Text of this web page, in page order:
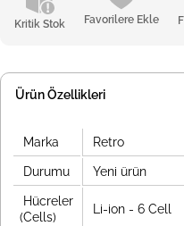
Kritik Stok Favorilere Ekle
Ürün Özellikleri
Marka Retro
Durumu Yeni ürün
Hücreler
(Cells)
Li-ion - 6 Cell